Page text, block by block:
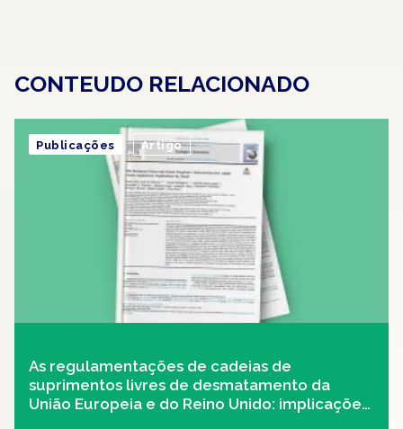
CONTEUDO RELACIONADO
As regulamentações de cadeias de
suprimentos livres de desmatamento da
União Europeia e do Reino Unido: implicações
Publicações Artigo